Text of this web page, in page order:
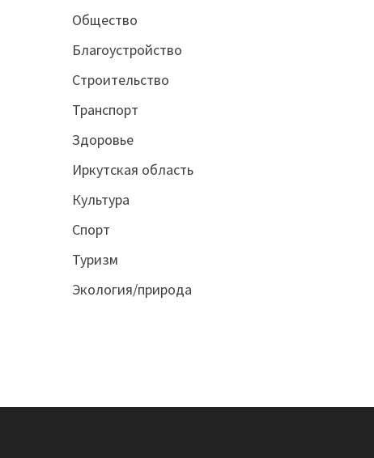
Общество
Благоустройство
Строительство
Транспорт
Здоровье
Иркутская область
Культура
Спорт
Туризм
Экология/природа